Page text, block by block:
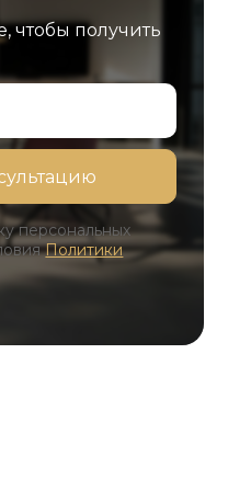
чтобы получить
персональных
Политики